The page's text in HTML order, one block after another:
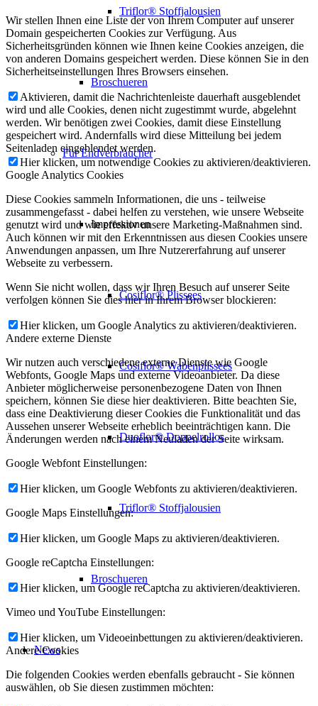
Triflor® Stoffjalousien
Broschueren
Für Endverbraucher
Impressionen
Cosiflor® Plissees
Cosiflor® Wabenplissees
Duoflor® Doppelrollos
Triflor® Stoffjalousien
Broschueren
News
Wir stellen Ihnen eine Liste der von Ihrem Computer auf unserer
Domain gespeicherten Cookies zur Verfügung. Aus
Sicherheitsgründen können wie Ihnen keine Cookies anzeigen, die
von anderen Domains gespeichert werden. Diese können Sie in den
Sicherheitseinstellungen Ihres Browsers einsehen.
Aktivieren, damit die Nachrichtenleiste dauerhaft ausgeblendet
wird und alle Cookies, denen nicht zugestimmt wurde, abgelehnt
werden. Wir benötigen zwei Cookies, damit diese Einstellung
gespeichert wird. Andernfalls wird diese Mitteilung bei jedem
Seitenladen eingeblendet werden.
Hier klicken, um notwendige Cookies zu aktivieren/deaktivieren.
Google Analytics Cookies
Diese Cookies sammeln Informationen, die uns - teilweise
zusammengefasst - dabei helfen zu verstehen, wie unsere Webseite
genutzt wird und wie effektiv unsere Marketing-Maßnahmen sind.
Auch können wir mit den Erkenntnissen aus diesen Cookies unsere
Anwendungen anpassen, um Ihre Nutzererfahrung auf unserer
Webseite zu verbessern.
Wenn Sie nicht wollen, dass wir Ihren Besuch auf unserer Seite
verfolgen können Sie dies hier in Ihrem Browser blockieren:
Hier klicken, um Google Analytics zu aktivieren/deaktivieren.
Andere externe Dienste
Wir nutzen auch verschiedene externe Dienste wie Google
Webfonts, Google Maps und externe Videoanbieter. Da diese
Anbieter möglicherweise personenbezogene Daten von Ihnen
speichern, können Sie diese hier deaktivieren. Bitte beachten Sie,
dass eine Deaktivierung dieser Cookies die Funktionalität und das
Aussehen unserer Webseite erheblich beeinträchtigen kann. Die
Änderungen werden nach einem Neuladen der Seite wirksam.
Google Webfont Einstellungen:
Hier klicken, um Google Webfonts zu aktivieren/deaktivieren.
Google Maps Einstellungen:
Hier klicken, um Google Maps zu aktivieren/deaktivieren.
Google reCaptcha Einstellungen:
Hier klicken, um Google reCaptcha zu aktivieren/deaktivieren.
Vimeo und YouTube Einstellungen:
Hier klicken, um Videoeinbettungen zu aktivieren/deaktivieren.
Andere Cookies
Die folgenden Cookies werden ebenfalls gebraucht - Sie können
auswählen, ob Sie diesen zustimmen möchten: